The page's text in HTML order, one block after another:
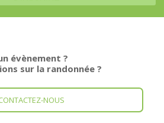
évènement ?
sur la randonnée ?
NOUS